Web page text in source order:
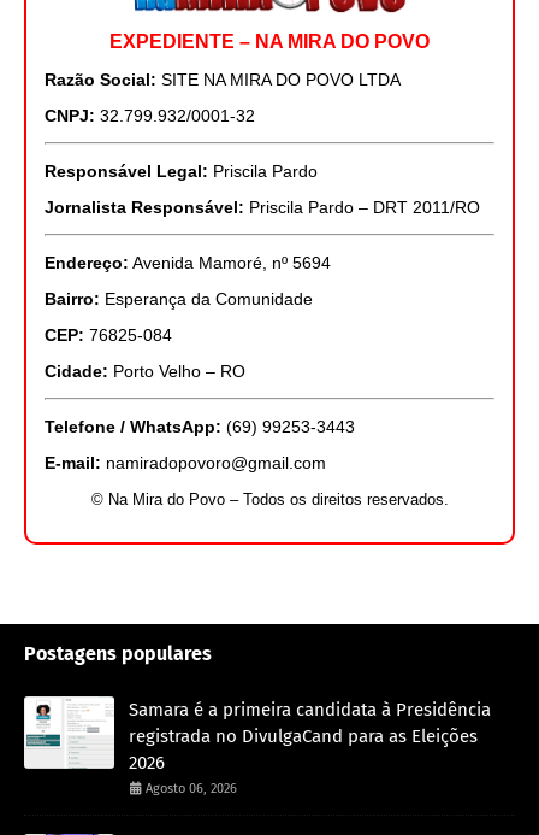
EXPEDIENTE – NA MIRA DO POVO
Razão Social: SITE NA MIRA DO POVO LTDA
CNPJ: 32.799.932/0001-32
Responsável Legal: Priscila Pardo
Jornalista Responsável: Priscila Pardo – DRT 2011/RO
Endereço: Avenida Mamoré, nº 5694
Bairro: Esperança da Comunidade
CEP: 76825-084
Cidade: Porto Velho – RO
Telefone / WhatsApp: (69) 99253-3443
E-mail: namiradopovoro@gmail.com
© Na Mira do Povo – Todos os direitos reservados.
Postagens populares
Samara é a primeira candidata à Presidência
registrada no DivulgaCand para as Eleições
2026
Agosto 06, 2026